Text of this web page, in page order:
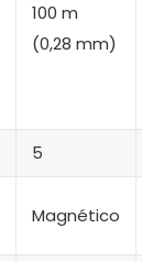
100 m
(0,28 mm)
5
Magnético